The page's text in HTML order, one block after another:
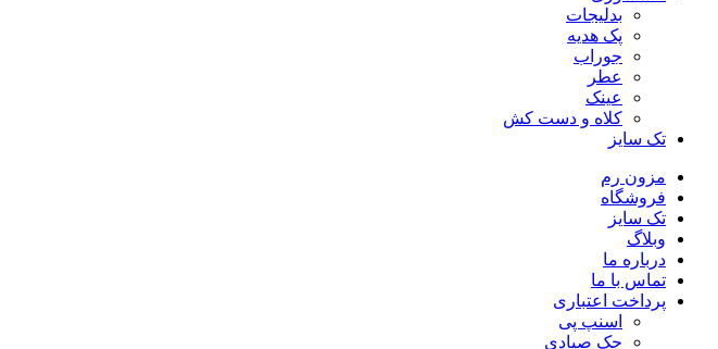
بدلیجات
پک هدیه
جوراب
عطر
عینک
کلاه و دست کش
تک سایز
مزون رم
فروشگاه
تک سایز
وبلاگ
درباره ما
تماس با ما
پرداخت اعتباری
اسنپ پی
چک صیادی